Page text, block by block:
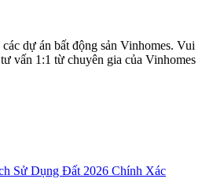
dự án bất động sản Vinhomes. Vui
vấn 1:1 từ chuyên gia của Vinhomes
Sử Dụng Đất 2026 Chính Xác